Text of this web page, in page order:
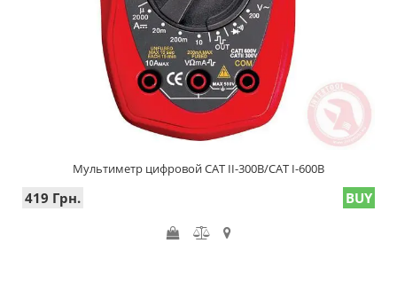
Мультиметр цифровой CAT II-300В/CAT I-600В
419 Грн. BUY